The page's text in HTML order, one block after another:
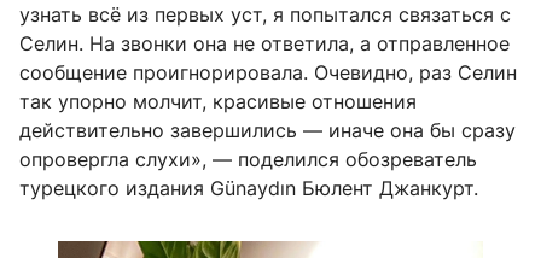
узнать всё из первых уст, я попытался связаться с
Селин. На звонки она не ответила, а отправленное
сообщение проигнорировала. Очевидно, раз Селин
так упорно молчит, красивые отношения
действительно завершились — иначе она бы сразу
опровергла слухи», — поделился обозреватель
турецкого издания Günaydın Бюлент Джанкурт.